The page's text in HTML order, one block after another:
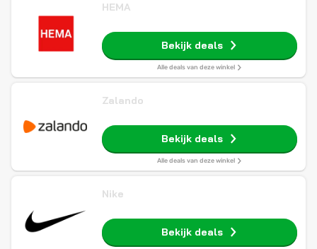
HEMA
Bekijk deals
Alle deals van deze winkel
Zalando
Bekijk deals
Alle deals van deze winkel
Nike
Bekijk deals